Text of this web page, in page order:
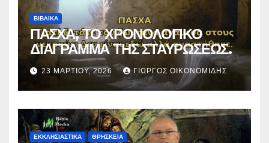
ΒΙΒΛΙΚΑ
ΠΑΣΧΑ, ΤΟ ΧΡΟΝΟΛΟΓΙΚΟ
ΔΙΑΓΡΑΜΜΑ ΤΗΣ ΣΤΑΥΡΩΣΕΩΣ.
23 ΜΑΡΤΊΟΥ, 2026 ΓΙΏΡΓΟΣ ΟΙΚΟΝΟΜΊΔΗΣ
ΕΚΚΛΗΣΙΑΣΤΙΚΑ ΘΡΗΣΚΕΙΑ